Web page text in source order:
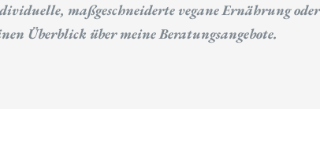
maßgeschneiderte vegane Ernährung
Überblick über meine Beratungsangebote.